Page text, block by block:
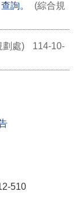
詢。
(綜合規
劃處)
114-10-
510